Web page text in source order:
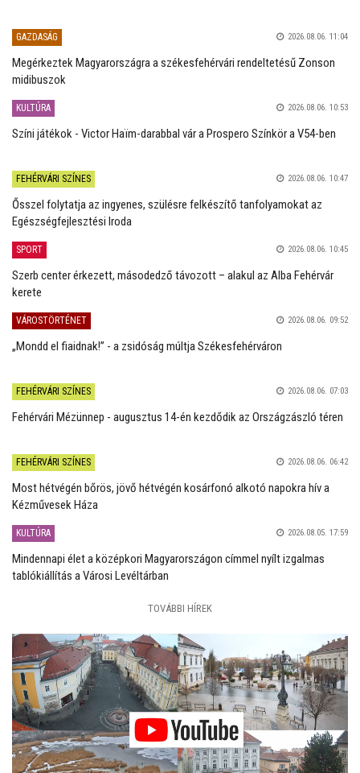
GAZDASÁG 2026.08.06. 11:04
Megérkeztek Magyarországra a székesfehérvári rendeltetésű Zonson
midibuszok
KULTÚRA 2026.08.06. 10:53
Színi játékok - Victor Haïm-darabbal vár a Prospero Színkör a V54-ben
FEHÉRVÁRI SZÍNES 2026.08.06. 10:47
Ősszel folytatja az ingyenes, szülésre felkészítő tanfolyamokat az
Egészségfejlesztési Iroda
SPORT 2026.08.06. 10:45
Szerb center érkezett, másodedző távozott – alakul az Alba Fehérvár
kerete
VÁROSTÖRTÉNET 2026.08.06. 09:52
„Mondd el fiaidnak!” - a zsidóság múltja Székesfehérváron
FEHÉRVÁRI SZÍNES 2026.08.06. 07:03
Fehérvári Mézünnep - augusztus 14-én kezdődik az Országzászló téren
FEHÉRVÁRI SZÍNES 2026.08.06. 06:42
Most hétvégén bőrös, jövő hétvégén kosárfonó alkotó napokra hív a
Kézművesek Háza
KULTÚRA 2026.08.05. 17:59
Mindennapi élet a középkori Magyarországon címmel nyílt izgalmas
tablókiállítás a Városi Levéltárban
TOVÁBBI HÍREK